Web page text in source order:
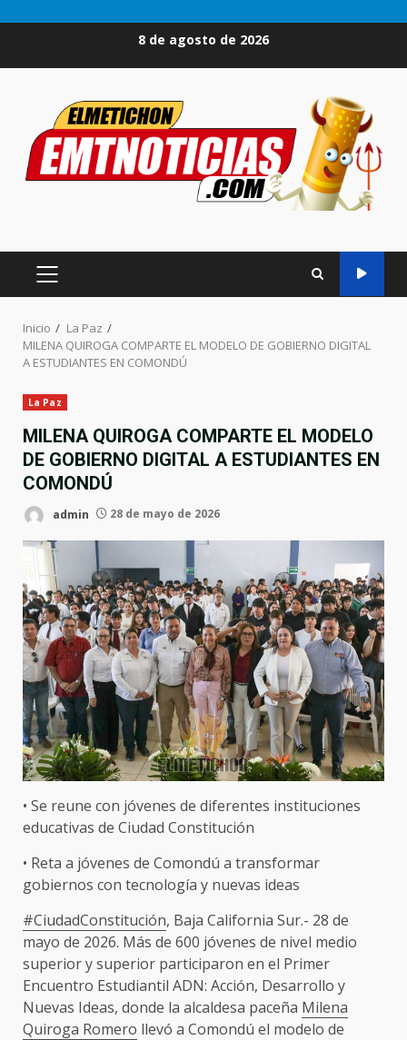
8 de agosto de 2026
MENÚ
PRINCIPAL
Inicio
La Paz
MILENA QUIROGA COMPARTE EL MODELO DE GOBIERNO DIGITAL
A ESTUDIANTES EN COMONDÚ
La Paz
MILENA QUIROGA COMPARTE EL MODELO
DE GOBIERNO DIGITAL A ESTUDIANTES EN
COMONDÚ
admin 28 de mayo de 2026
• Se reune con jóvenes de diferentes instituciones
educativas de Ciudad Constitución
• Reta a jóvenes de Comondú a transformar
gobiernos con tecnología y nuevas ideas
#CiudadConstitución, Baja California Sur.- 28 de
mayo de 2026. Más de 600 jóvenes de nivel medio
superior y superior participaron en el Primer
Encuentro Estudiantil ADN: Acción, Desarrollo y
Nuevas Ideas, donde la alcaldesa paceña Milena
Quiroga Romero llevó a Comondú el modelo de